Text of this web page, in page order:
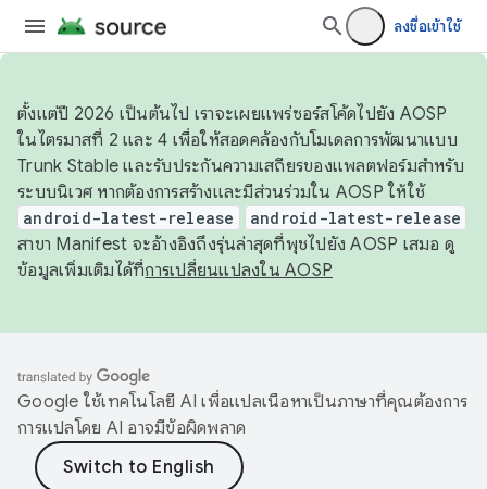
ลงชื่อเข้าใช้
ตั้งแต่ปี 2026 เป็นต้นไป เราจะเผยแพร่ซอร์สโค้ดไปยัง AOSP
ในไตรมาสที่ 2 และ 4 เพื่อให้สอดคล้องกับโมเดลการพัฒนาแบบ
Trunk Stable และรับประกันความเสถียรของแพลตฟอร์มสำหรับ
ระบบนิเวศ หากต้องการสร้างและมีส่วนร่วมใน AOSP ให้ใช้
android-latest-release android-latest-release
สาขา Manifest จะอ้างอิงถึงรุ่นล่าสุดที่พุชไปยัง AOSP เสมอ ดู
ข้อมูลเพิ่มเติมได้ที่การเปลี่ยนแปลงใน AOSP
Google ใช้เทคโนโลยี AI เพื่อแปลเนื้อหาเป็นภาษาที่คุณต้องการ
การแปลโดย AI อาจมีข้อผิดพลาด